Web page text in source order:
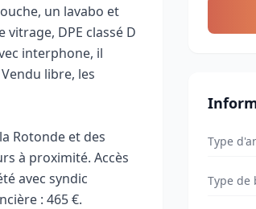
un lavabo et
DPE classé D
interphone, il
libre, les
Rotonde et des
à proximité. Accès
avec syndic
: 465 €.
Type
Type de